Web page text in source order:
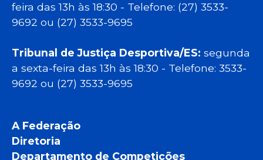
feira das 13h às 18:30 - Telefone: (27) 3533-
9692 ou (27) 3533-9695
Tribunal de Justiça Desportiva/ES: segunda
a sexta-feira das 13h às 18:30 - Telefone: 3533-
9692 ou (27) 3533-9695
A Federação
Diretoria
Departamento de Competições